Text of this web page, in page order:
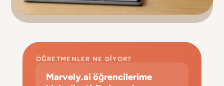
ÖĞRETMENLER NE DIYOR?
Marvely.ai öğrencilerime